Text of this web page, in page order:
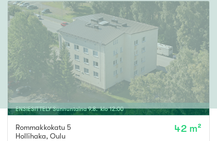
ENSIESITTELY Sunnuntaina 9.8. klo12:00
Rommakkokatu 5
Hollihaka, Oulu
42 m²